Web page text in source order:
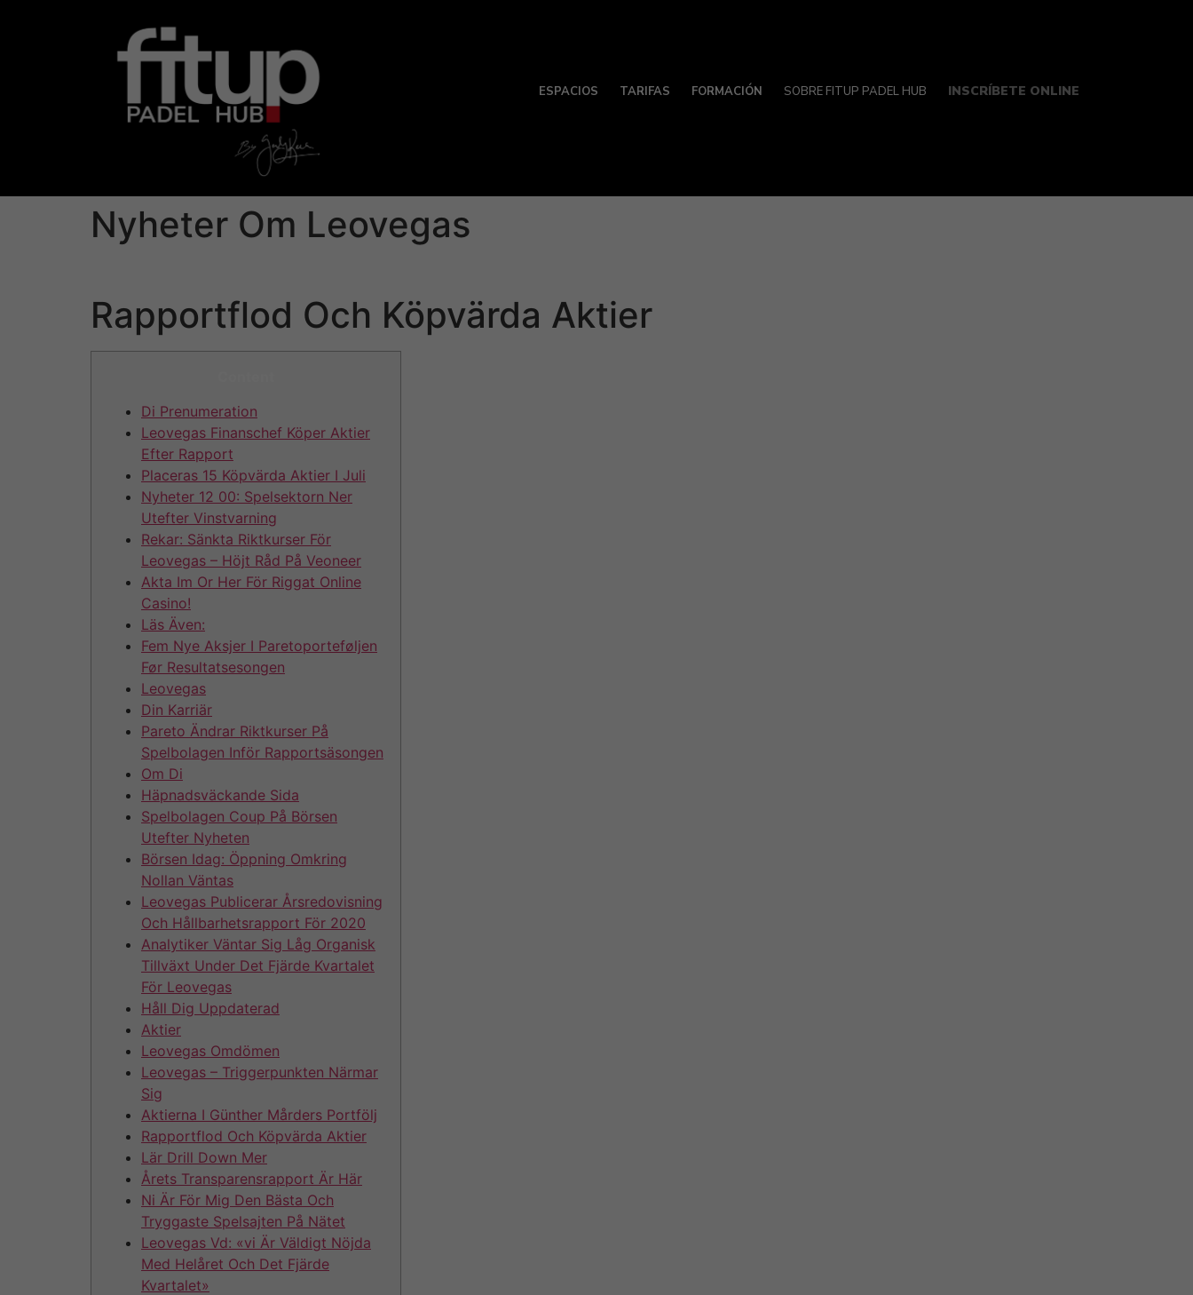
ESPACIOS TARIFAS FORMACIÓN SOBRE FITUP PADEL HUB INSCRÍBETE ONLINE
Nyheter Om Leovegas
Rapportflod Och Köpvärda Aktier
Di Prenumeration
Leovegas Finanschef Köper Aktier
Efter Rapport
Placeras 15 Köpvärda Aktier I Juli
Nyheter 12 00: Spelsektorn Ner
Utefter Vinstvarning
Rekar: Sänkta Riktkurser För
Leovegas – Höjt Råd På Veoneer
Akta Im Or Her För Riggat Online
Casino!
Läs Även:
Fem Nye Aksjer I Paretoporteføljen
Før Resultatsesongen
Leovegas
Din Karriär
Pareto Ändrar Riktkurser På
Spelbolagen Inför Rapportsäsongen
Om Di
Häpnadsväckande Sida
Spelbolagen Coup På Börsen
Utefter Nyheten
Börsen Idag: Öppning Omkring
Nollan Väntas
Leovegas Publicerar Årsredovisning
Och Hållbarhetsrapport För 2020
Analytiker Väntar Sig Låg Organisk
Tillväxt Under Det Fjärde Kvartalet
För Leovegas
Håll Dig Uppdaterad
Aktier
Leovegas Omdömen
Leovegas – Triggerpunkten Närmar
Sig
Aktierna I Günther Mårders Portfölj
Rapportflod Och Köpvärda Aktier
Lär Drill Down Mer
Årets Transparensrapport Är Här
Ni Är För Mig Den Bästa Och
Tryggaste Spelsajten På Nätet
Leovegas Vd: «vi Är Väldigt Nöjda
Med Helåret Och Det Fjärde
Kvartalet»